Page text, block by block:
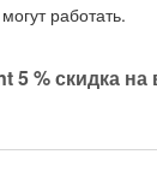
работать.
5 % скидка